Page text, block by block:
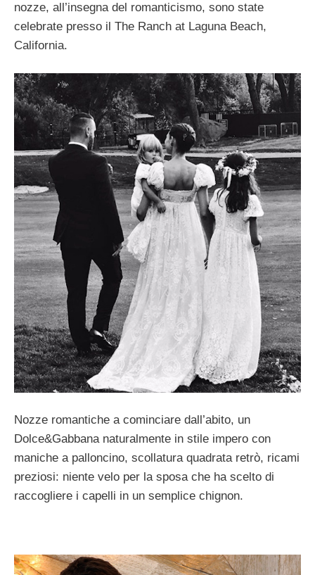
nozze, all’insegna del romanticismo, sono state
celebrate presso il The Ranch at Laguna Beach,
California.
Nozze romantiche a cominciare dall’abito, un
Dolce&Gabbana naturalmente in stile impero con
maniche a palloncino, scollatura quadrata retrò, ricami
preziosi: niente velo per la sposa che ha scelto di
raccogliere i capelli in un semplice chignon.